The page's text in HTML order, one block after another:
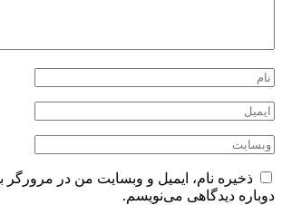
ذخیره نام، ایمیل و وبسایت من در مرورگر
دوباره دیدگاهی می‌نویسم.